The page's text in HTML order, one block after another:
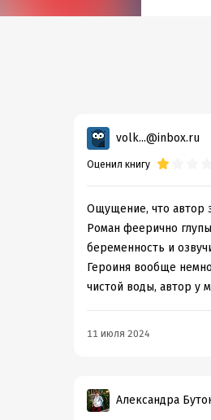
Дата
Год
Дата
volk...@inbox.ru
Оценил книгу
Ощущение, что автор
Роман феерично
беременность и
Героиня вообще
чистой воды, автор у
11 июля 2024
Александра